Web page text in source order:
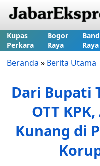
Kupas
Perkara
Bogor
Raya
Raya
Beranda » Berita Utama
Dari Bupati
OTT
Kunang di